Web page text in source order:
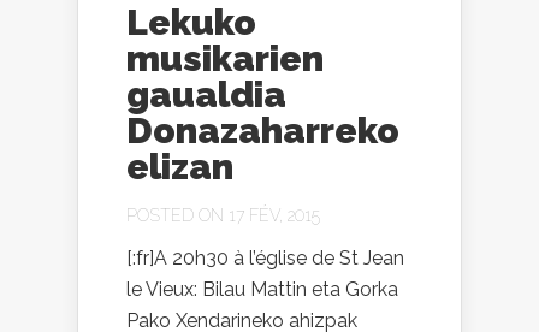
Lekuko
musikarien
gaualdia
Donazaharreko
elizan
POSTED ON 17 FÉV, 2015
[:fr]A 20h30 à l’église de St Jean
le Vieux: Bilau Mattin eta Gorka
Pako Xendarineko ahizpak